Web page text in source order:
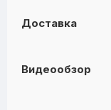
Доставка
Видеообзор